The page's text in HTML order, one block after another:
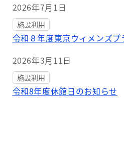
2026年7月1日
施設利用
令和８年度東京ウィメンズ
2026年3月11日
施設利用
令和8年度休館日のお知らせ